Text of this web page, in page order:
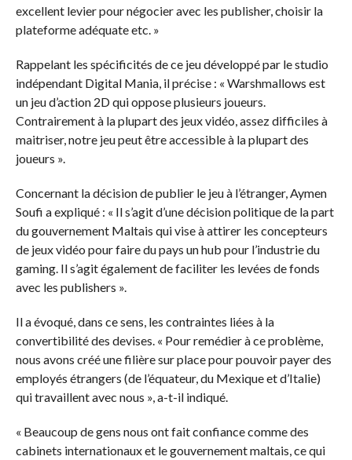
excellent levier pour négocier avec les publisher, choisir la
plateforme adéquate etc. »
Rappelant les spécificités de ce jeu développé par le studio
indépendant Digital Mania, il précise : « Warshmallows est
un jeu d’action 2D qui oppose plusieurs joueurs.
Contrairement à la plupart des jeux vidéo, assez difficiles à
maitriser, notre jeu peut être accessible à la plupart des
joueurs ».
Concernant la décision de publier le jeu à l’étranger, Aymen
Soufi a expliqué : « Il s’agit d’une décision politique de la part
du gouvernement Maltais qui vise à attirer les concepteurs
de jeux vidéo pour faire du pays un hub pour l’industrie du
gaming. Il s’agit également de faciliter les levées de fonds
avec les publishers ».
Il a évoqué, dans ce sens, les contraintes liées à la
convertibilité des devises. « Pour remédier à ce problème,
nous avons créé une filière sur place pour pouvoir payer des
employés étrangers (de l’équateur, du Mexique et d’Italie)
qui travaillent avec nous », a-t-il indiqué.
« Beaucoup de gens nous ont fait confiance comme des
cabinets internationaux et le gouvernement maltais, ce qui